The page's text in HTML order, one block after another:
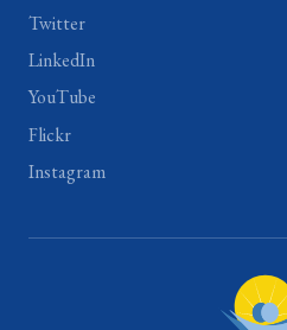
Twitter
LinkedIn
YouTube
Flickr
Instagram